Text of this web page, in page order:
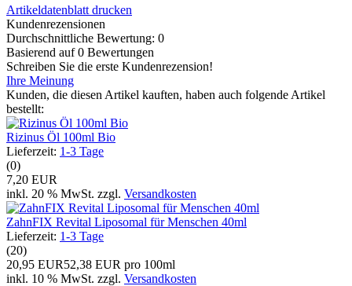
Artikeldatenblatt drucken
Kundenrezensionen
Durchschnittliche Bewertung: 0
Basierend auf 0 Bewertungen
Schreiben Sie die erste Kundenrezension!
Ihre Meinung
Kunden, die diesen Artikel kauften, haben auch folgende Artikel
bestellt:
Rizinus Öl 100ml Bio
Lieferzeit: 1-3 Tage
(0)
7,20 EUR
inkl. 20 % MwSt. zzgl. Versandkosten
ZahnFIX Revital Liposomal für Menschen 40ml
Lieferzeit: 1-3 Tage
(20)
20,95 EUR52,38 EUR pro 100ml
inkl. 10 % MwSt. zzgl. Versandkosten